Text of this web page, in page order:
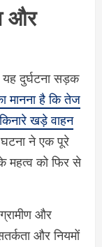
और
दुर्घटना सड़क
मानना है कि तेज
खड़े वाहन
ने एक पूरे
महत्व को फिर से
और
और नियमों